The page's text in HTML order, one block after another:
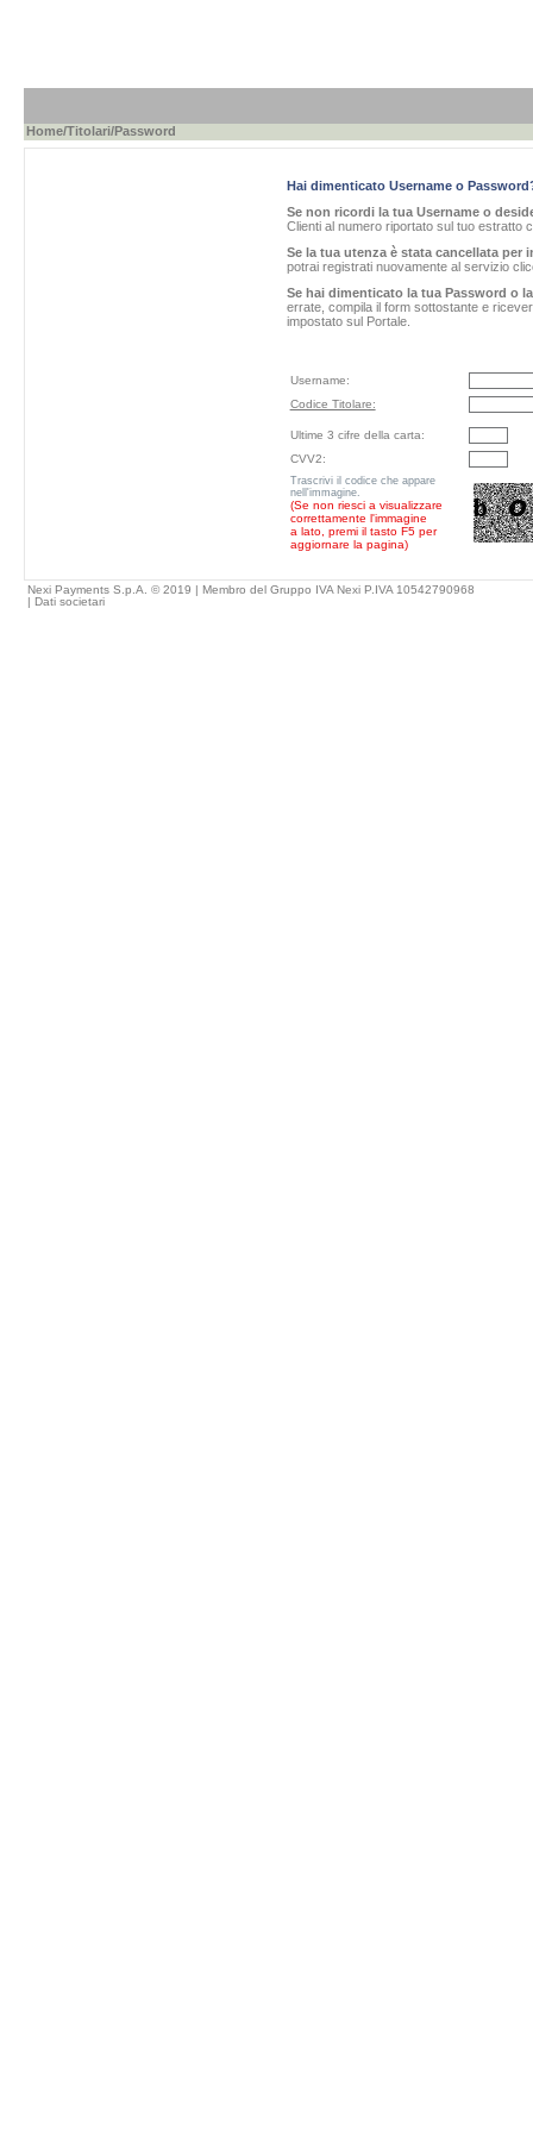
Home/Titolari/Password
Hai dimenticato Username o
Se non ricordi la tua Username o
Clienti al numero riportato sul tuo estratto
Se la tua utenza è stata cancellata per
potrai registrati nuovamente al servizio
Se hai dimenticato la tua Password o
errate, compila il form sottostante e
impostato sul Portale.
Username:
Codice Titolare:
Ultime 3 cifre della carta:
CVV2:
Trascrivi il codice che appare
nell'immagine.
(Se non riesci a visualizzare
correttamente l'immagine
a lato, premi il tasto F5 per
aggiornare la pagina)
Nexi Payments S.p.A. © 2019 | Membro del Gruppo IVA Nexi P.IVA 10542790968
| Dati societari